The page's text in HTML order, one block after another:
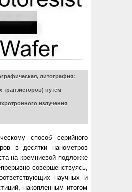
литография:
транзисторов) путём
излучения
способ серийного
в десятки нанометров
на кремниевой подложке
совершенствуясь,
научных и
накопленным итогом